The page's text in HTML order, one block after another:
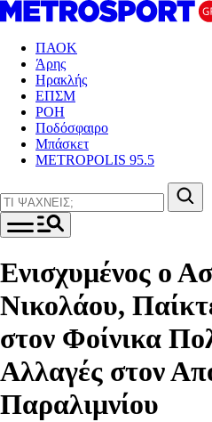
ΠΑΟΚ
Άρης
Ηρακλής
ΕΠΣΜ
ΡΟΗ
Ποδόσφαιρο
Μπάσκετ
METROPOLIS 95.5
Ενισχυμένος ο
Νικολάου,
στον Φοίνικα
Αλλαγές στον
Παραλιμνίου